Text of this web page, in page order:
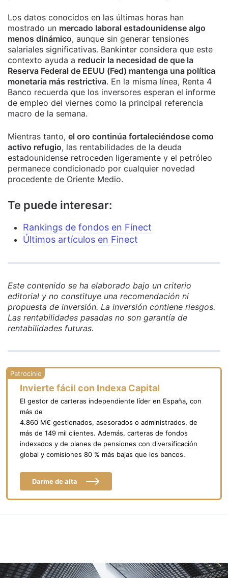
Los datos conocidos en las últimas horas han
mostrado un mercado laboral estadounidense algo
menos dinámico, aunque sin generar tensiones
salariales significativas. Bankinter considera que este
contexto ayuda a reducir la necesidad de que la
Reserva Federal de EEUU (Fed) mantenga una política
monetaria más restrictiva. En la misma línea, Renta 4
Banco recuerda que los inversores esperan el informe
de empleo del viernes como la principal referencia
macro de la semana.
Mientras tanto, el oro continúa fortaleciéndose como
activo refugio, las rentabilidades de la deuda
estadounidense retroceden ligeramente y el petróleo
permanece condicionado por cualquier novedad
procedente de Oriente Medio.
Te puede interesar:
Rankings de fondos en Finect
Últimos artículos en Finect
Este contenido se ha elaborado bajo un criterio
editorial y no constituye una recomendación ni
propuesta de inversión. La inversión contiene riesgos.
Las rentabilidades pasadas no son garantía de
rentabilidades futuras.
Invierte fácil con Indexa Capital
El gestor de carteras independiente líder en España, con
más de
4.860 M€ gestionados, asesorados o administrados, de
más de 149 mil clientes. Además, carteras de fondos
indexados y de planes de pensiones con diversificación
global y comisiones 80 % más bajas que los bancos.
Darme de alta